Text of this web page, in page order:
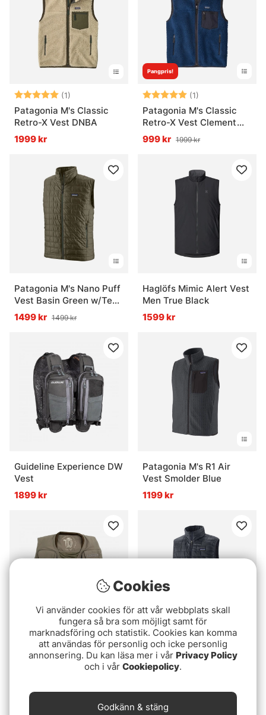
Betyg: (1)
5.0 utav 5 stjärnor
Patagonia M's Classic
Retro-X Vest DNBA
1999 kr
Pangpris!
Betyg: (1)
Patagonia M's Classic
Retro-X Vest Clement
Blue
999 kr 1999 kr
Patagonia M's Nano Puff
Vest Basin Green w/Tent
Green
1499 kr 1499 kr
Haglöfs Mimic Alert Vest
Men True Black
1599 kr
Guideline Experience DW
Vest
1899 kr
Patagonia M's R1 Air
Vest Smolder Blue
1199 kr
Vision Caribou
Flugfiskeväst, Grön
Patagonia M's Nano Puff
Vest Smolder Blue
1799 kr
Cookies
Vi använder cookies för att vår webbplats skall
fungera så bra som möjligt samt för
marknadsföring och statistik. Cookies kan komma
att användas för personlig och icke personlig
annonsering. Du kan läsa mer i vår Privacy Policy
och i vår Cookiepolicy.
Godkänn & stäng